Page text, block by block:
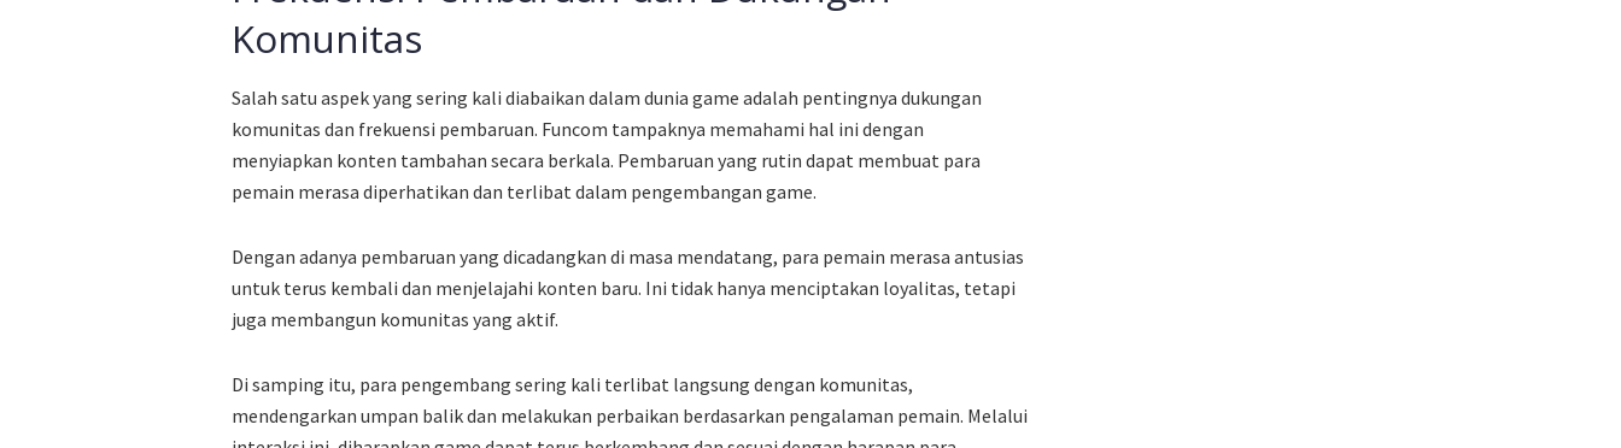
Komunitas
Salah satu aspek yang sering kali diabaikan dalam dunia game adalah pentingnya dukungan
komunitas dan frekuensi pembaruan. Funcom tampaknya memahami hal ini dengan
menyiapkan konten tambahan secara berkala. Pembaruan yang rutin dapat membuat para
pemain merasa diperhatikan dan terlibat dalam pengembangan game.
Dengan adanya pembaruan yang dicadangkan di masa mendatang, para pemain merasa antusias
untuk terus kembali dan menjelajahi konten baru. Ini tidak hanya menciptakan loyalitas, tetapi
juga membangun komunitas yang aktif.
Di samping itu, para pengembang sering kali terlibat langsung dengan komunitas,
mendengarkan umpan balik dan melakukan perbaikan berdasarkan pengalaman pemain. Melalui